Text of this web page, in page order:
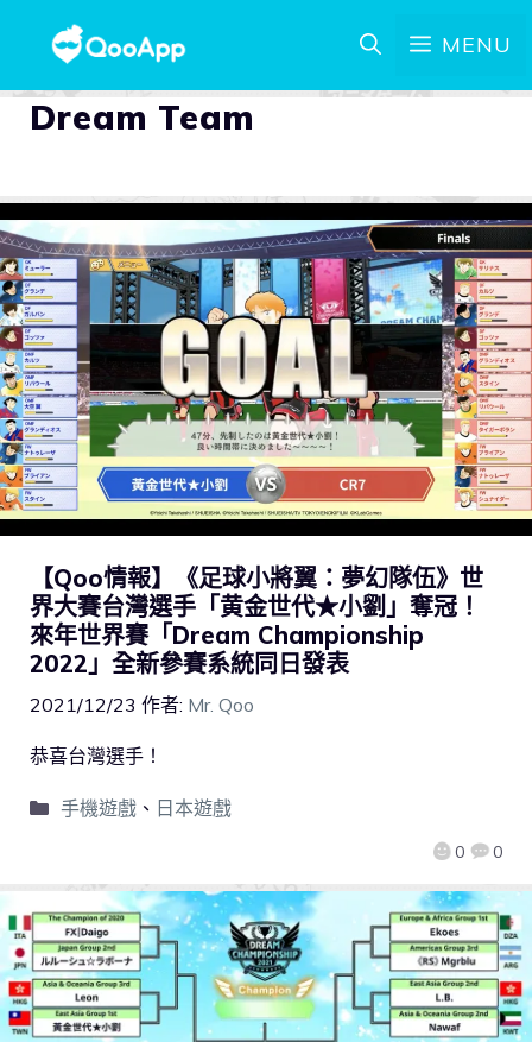
MENU
Dream Team
【Qoo情報】《足球小將翼：夢幻隊伍》世
界大賽台灣選手「黄金世代★小劉」奪冠！
來年世界賽「Dream Championship
2022」全新參賽系統同日發表
2021/12/23 作者: Mr. Qoo
0 0
恭喜台灣選手！
手機遊戲、 日本遊戲